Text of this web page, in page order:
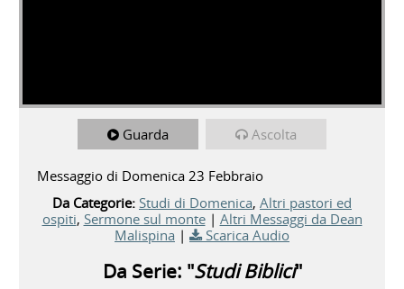
Guarda Ascolta
Messaggio di Domenica 23 Febbraio
Da Categorie: Studi di Domenica, Altri pastori ed
ospiti, Sermone sul monte| Altri Messaggi da Dean
Malispina | Scarica Audio
Da Serie: "Studi Biblici"